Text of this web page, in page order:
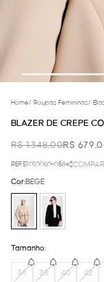
Home/ Roupas Femininas/
BLAZER DE CREPE
R$ 1.348,00R$
REF.51.01.0060-058
Cor:BEGE
Tamanho:
36 38 40 42